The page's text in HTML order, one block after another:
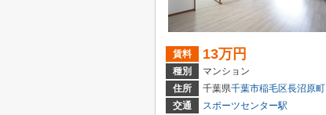
賃料 13万円
種別
マンション
住所
千葉県千葉市稲毛区長沼原町
交通
スポーツセンター駅